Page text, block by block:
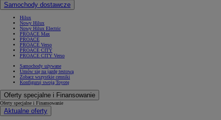
Samochody dostawcze
Hilux
Nowy Hilux
Nowy Hilux Electric
PROACE Max
PROACE
PROACE Verso
PROACE CITY
PROACE CITY Verso
Samochody używane
Umów się na jazdę testową
Zobacz wszystkie cenniki
Konfiguruj swoją Toyotę
Oferty specjalne i Finansowanie
Oferty specjalne i Finansowanie
Aktualne oferty